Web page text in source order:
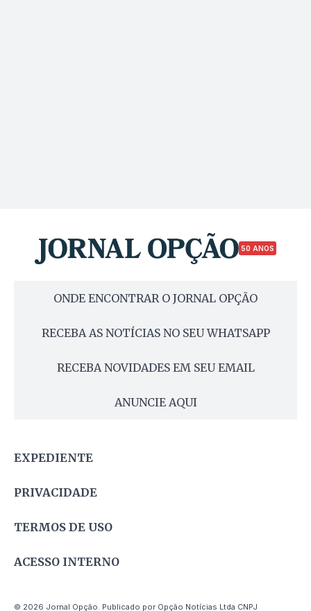
50 ANOS
ONDE ENCONTRAR O JORNAL OPÇÃO
RECEBA AS NOTÍCIAS NO SEU WHATSAPP
RECEBA NOVIDADES EM SEU EMAIL
ANUNCIE AQUI
EXPEDIENTE
PRIVACIDADE
TERMOS DE USO
ACESSO INTERNO
© 2026 Jornal Opção. Publicado por Opção Notícias Ltda CNPJ